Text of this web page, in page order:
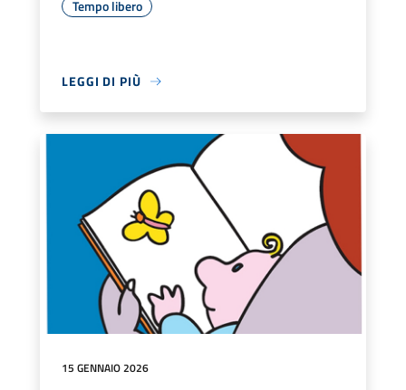
Tempo libero
LEGGI DI PIÙ
15 GENNAIO 2026